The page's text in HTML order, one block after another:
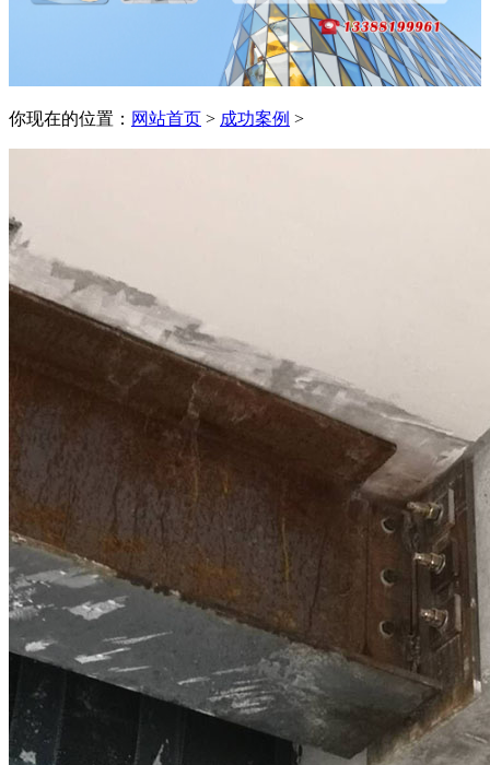
你现在的位置： 网站首页 > 成功案例 >